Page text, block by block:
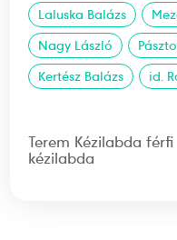
Laluska Balázs
Nagy László
Kertész Balázs
id.
Terem Kézilabda férfi
kézilabda